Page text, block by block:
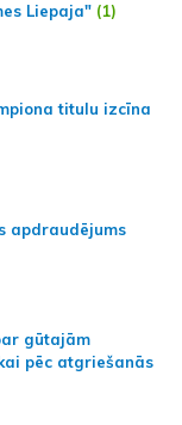
Liepaja" (1)
titulu izcīna
apdraudējums
gūtajām
pēc atgriešanās